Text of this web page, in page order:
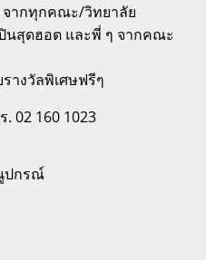
จากทุกคณะ/วิทยาลัย
นสุดฮอต และพี่ ๆ จากคณะ
างวัลพิเศษฟรีๆ
. 02 160 1023
ปกรณ์